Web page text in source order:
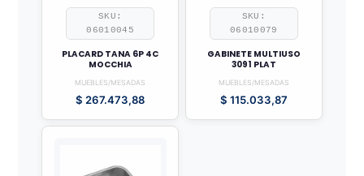
SKU:
06010045
PLACARD TANA 6P 4C
MOCCHIA
MUEBLES/MESADAS
$ 267.473,88
SKU:
06010079
GABINETE MULTIUSO
3091 PLAT
MUEBLES/MESADAS
$ 115.033,87